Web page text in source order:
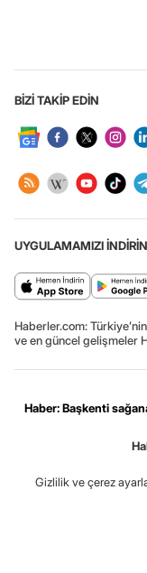
BİZİ TAKİP EDİN
UYGULAMAMIZI İNDİRİN
Haberler.com:
ve en güncel gelişmeler
Haber: Başkenti
Gizlilik ve çerez